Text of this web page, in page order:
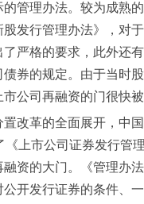
的管理办法。较为成熟
股发行管理办法》，对
严格的要求，此外还
债券的规定。由于当时
公司再融资的门很快被
置改革的全面展开，中
《上市公司证券发行管
融资的大门。《管理办
公开发行证券的条件、